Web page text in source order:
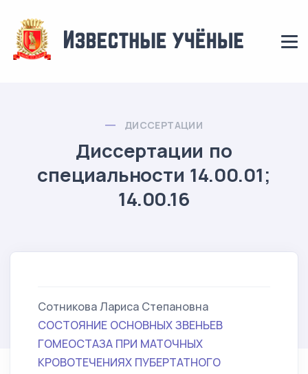
ДИССЕРТАЦИИ
Диссертации по
специальности 14.00.01;
14.00.16
Сотникова Лариса Степановна
СОСТОЯНИЕ ОСНОВНЫХ ЗВЕНЬЕВ
ГОМЕОСТАЗА ПРИ МАТОЧНЫХ
КРОВОТЕЧЕНИЯХ ПУБЕРТАТНОГО